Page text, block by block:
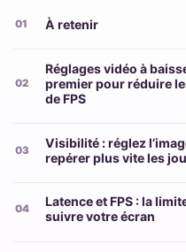
À retenir
Réglages vidéo à
premier pour réduire
de FPS
Visibilité : réglez
repérer plus vite les
Latence et FPS : la
suivre votre écran